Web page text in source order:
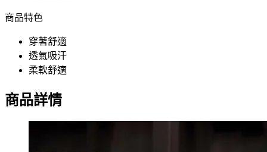
商品特色
穿著舒適
透氣吸汗
柔軟舒適
商品詳情